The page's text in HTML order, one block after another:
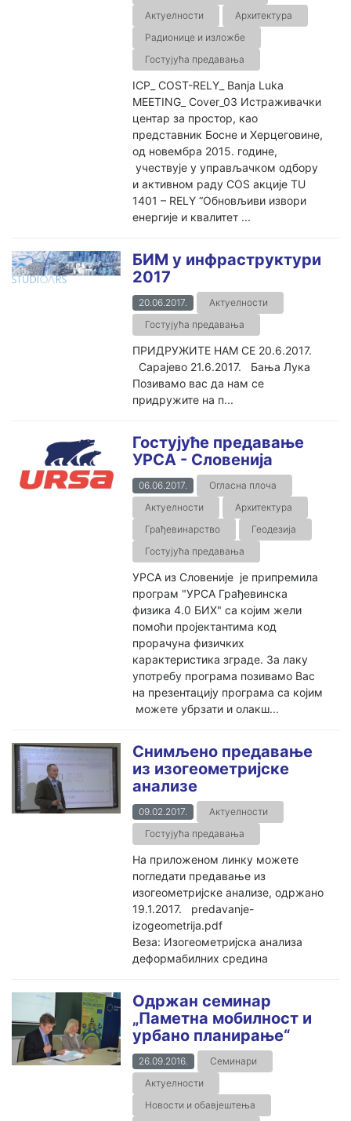
Актуелности
Архитектура
Радионице и изложбе
Гостујућа предавања
ICP_ COST-RELY_ Banja Luka
MEETING_ Cover_03 Истраживачки
центар за простор, као
представник Босне и Херцеговине,
од новембра 2015. године,
учествује у управљачком одбору
и активном раду COS акције TU
1401 – RELY “Обновљиви извори
енергије и квалитет ...
БИМ у инфраструктури
2017
20.06.2017.
Актуелности
Гостујућа предавања
ПРИДРУЖИТЕ НАМ СЕ 20.6.2017.
Сарајево 21.6.2017. Бања Лука
Позивамо вас да нам се
придружите на п...
Гостујуће предавање
УРСА - Словенија
06.06.2017.
Огласна плоча
Актуелности
Архитектура
Грађевинарство
Геодезија
Гостујућа предавања
УРСА из Словеније је припремила
програм "УРСА Грађевинска
физика 4.0 БИХ" са којим жели
помоћи пројектантима код
прорачуна физичких
карактеристика зграде. За лаку
употребу програма позивамо Вас
на презентацију програма са којим
можете убрзати и олакш...
Снимљено предавање
из изогеометријске
анализе
09.02.2017.
Актуелности
Гостујућа предавања
На приложеном линку можете
погледати предавање из
изогеометријске анализе, одржано
19.1.2017. predavanje-
izogeometrija.pdf
Веза: Изогеометријска анализа
деформабилних средина
Одржан семинар
„Паметна мобилност и
урбано планирање“
26.09.2016.
Семинари
Актуелности
Новости и обавјештења